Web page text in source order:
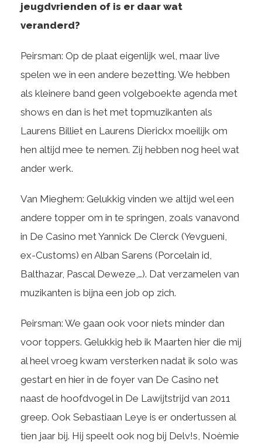
jeugdvrienden of is er daar wat
veranderd?
Peirsman: Op de plaat eigenlijk wel, maar live
spelen we in een andere bezetting. We hebben
als kleinere band geen volgeboekte agenda met
shows en dan is het met topmuzikanten als
Laurens Billiet en Laurens Dierickx moeilijk om
hen altijd mee te nemen. Zij hebben nog heel wat
ander werk.
Van Mieghem: Gelukkig vinden we altijd wel een
andere topper om in te springen, zoals vanavond
in De Casino met Yannick De Clerck (Yevgueni,
ex-Customs) en Alban Sarens (Porcelain id,
Balthazar, Pascal Deweze,…). Dat verzamelen van
muzikanten is bijna een job op zich.
Peirsman: We gaan ook voor niets minder dan
voor toppers. Gelukkig heb ik Maarten hier die mij
al heel vroeg kwam versterken nadat ik solo was
gestart en hier in de foyer van De Casino net
naast de hoofdvogel in De Lawijtstrijd van 2011
greep. Ook Sebastiaan Leye is er ondertussen al
tien jaar bij. Hij speelt ook nog bij Delv!s, Noèmie